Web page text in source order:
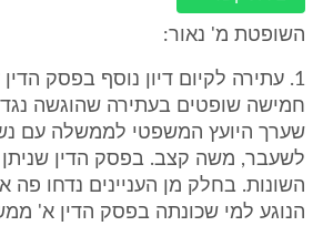
השופטת מ' נאור:
1. עתירה לקיום דיון נוסף בפסק
חמישה שופטים בעתירה שהוגשה נגד
שערך היועץ המשפטי לממשלה עם
לשעבר, משה קצב. בפסק הדין שניתן
השונות. בחלק מן העניינים נדחו פה
הנוגע למי שכונתה בפסק הדין א'